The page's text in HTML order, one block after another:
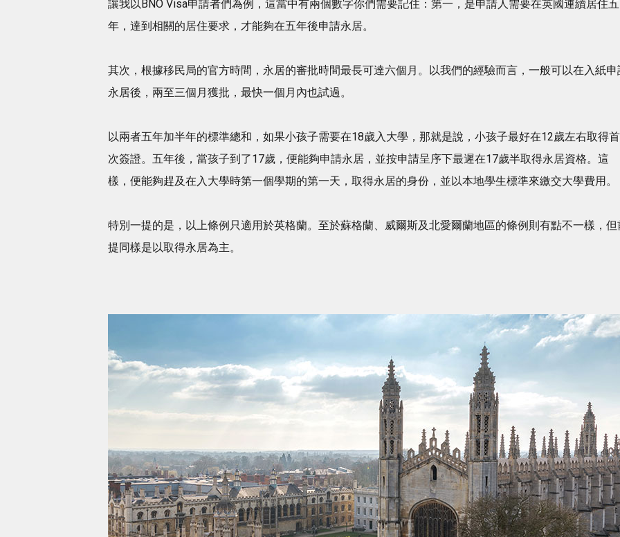
讓我以BNO Visa申請者們為例，這當中有兩個數字你們需要記住：第一，是申請人需要在英國連續居住五
年，達到相關的居住要求，才能夠在五年後申請永居。
其次，根據移民局的官方時間，永居的審批時間最長可達六個月。以我們的經驗而言，一般可以在入紙申
永居後，兩至三個月獲批，最快一個月內也試過。
以兩者五年加半年的標準總和，如果小孩子需要在18歲入大學，那就是說，小孩子最好在12歲左右取得首
次簽證。五年後，當孩子到了17歲，便能夠申請永居，並按申請呈序下最遲在17歲半取得永居資格。這
樣，便能夠趕及在入大學時第一個學期的第一天，取得永居的身份，並以本地學生標準來繳交大學費用。
特別一提的是，以上條例只適用於英格蘭。至於蘇格蘭、威爾斯及北愛爾蘭地區的條例則有點不一樣，但
提同樣是以取得永居為主。